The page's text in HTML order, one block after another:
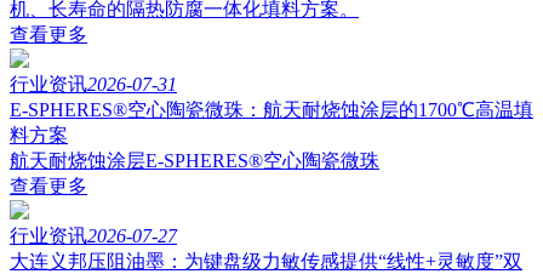
机、长寿命的隔热防腐一体化填料方案。
查看更多
行业资讯2026-07-31
E-SPHERES®空心陶瓷微珠：航天耐烧蚀涂层的1700℃高温填
料方案
航天耐烧蚀涂层E-SPHERES®空心陶瓷微珠
查看更多
行业资讯2026-07-27
大连义邦压阻油墨：为键盘级力敏传感提供“线性+灵敏度”双